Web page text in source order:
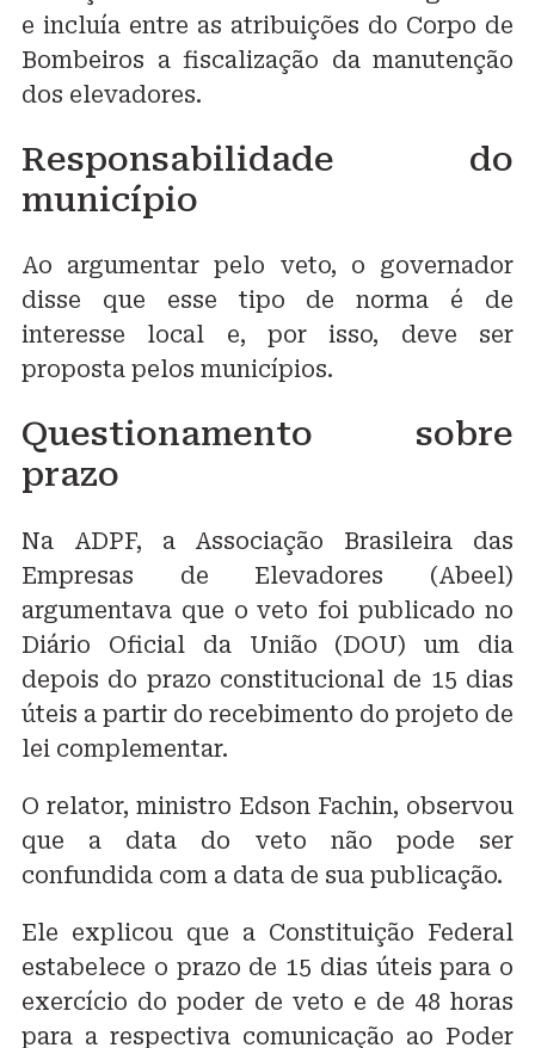
e incluía entre as atribuições do Corpo de
Bombeiros a fiscalização da manutenção
dos elevadores.
Responsabilidade do
município
Ao argumentar pelo veto, o governador
disse que esse tipo de norma é de
interesse local e, por isso, deve ser
proposta pelos municípios.
Questionamento sobre
prazo
Na ADPF, a Associação Brasileira das
Empresas de Elevadores (Abeel)
argumentava que o veto foi publicado no
Diário Oficial da União (DOU) um dia
depois do prazo constitucional de 15 dias
úteis a partir do recebimento do projeto de
lei complementar.
O relator, ministro Edson Fachin, observou
que a data do veto não pode ser
confundida com a data de sua publicação.
Ele explicou que a Constituição Federal
estabelece o prazo de 15 dias úteis para o
exercício do poder de veto e de 48 horas
para a respectiva comunicação ao Poder